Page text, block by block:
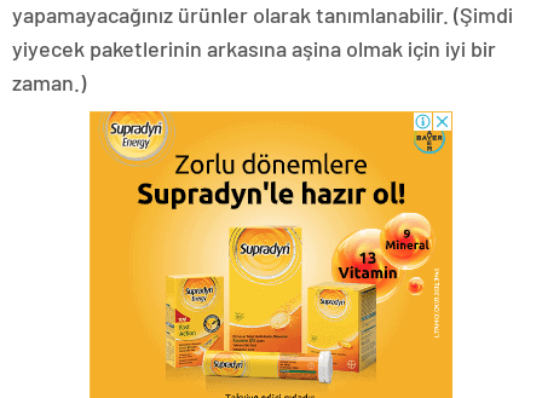
yapamayacağınız ürünler olarak tanımlanabilir. (Şimdi
yiyecek paketlerinin arkasına aşina olmak için iyi bir
zaman.)